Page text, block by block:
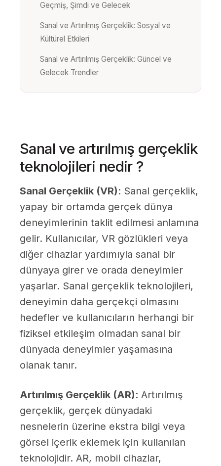
Geçmiş, Şimdi ve Gelecek
Sanal ve Artırılmış Gerçeklik: Sosyal ve
Kültürel Etkileri
Sanal ve Artırılmış Gerçeklik: Güncel ve
Gelecek Trendler
Sanal ve artırılmış gerçeklik
teknolojileri nedir ?
Sanal Gerçeklik (VR): Sanal gerçeklik,
yapay bir ortamda gerçek dünya
deneyimlerinin taklit edilmesi anlamına
gelir. Kullanıcılar, VR gözlükleri veya
diğer cihazlar yardımıyla sanal bir
dünyaya girer ve orada deneyimler
yaşarlar. Sanal gerçeklik teknolojileri,
deneyimin daha gerçekçi olmasını
hedefler ve kullanıcıların herhangi bir
fiziksel etkileşim olmadan sanal bir
dünyada deneyimler yaşamasına
olanak tanır.
Artırılmış Gerçeklik (AR): Artırılmış
gerçeklik, gerçek dünyadaki
nesnelerin üzerine ekstra bilgi veya
görsel içerik eklemek için kullanılan
teknolojidir. AR, mobil cihazlar,